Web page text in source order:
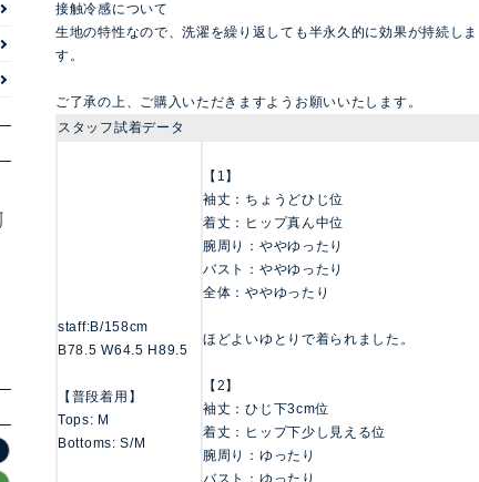
接触冷感について
生地の特性なので、洗濯を繰り返しても半永久的に効果が持続しま
す。
ご了承の上、ご購入いただきますようお願いいたします。
スタッフ試着データ
staff:B/158cm
B78.5 W64.5 H89.5
【普段着用】
Tops: M
Bottoms: S/M
【1】
袖丈：ちょうどひじ位
着丈：ヒップ真ん中位
腕周り：ややゆったり
バスト：ややゆったり
全体：ややゆったり
ほどよいゆとりで着られました。
【2】
袖丈：ひじ下3cm位
着丈：ヒップ下少し見える位
腕周り：ゆったり